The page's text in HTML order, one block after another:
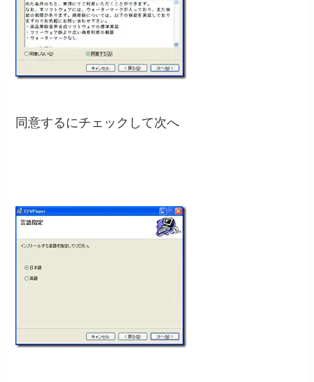
同意するにチェックして次へ